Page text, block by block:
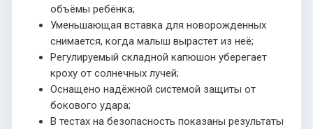
объёмы ребёнка;
Уменьшающая вставка для новорожденных
снимается, когда малыш вырастет из неё;
Регулируемый складной капюшон уберегает
кроху от солнечных лучей;
Оснащено надёжной системой защиты от
бокового удара;
В тестах на безопасность показаны результаты